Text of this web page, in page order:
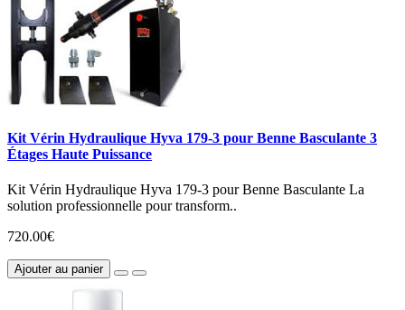
Kit Vérin Hydraulique Hyva 179-3 pour Benne Basculante 3
Étages Haute Puissance
Kit Vérin Hydraulique Hyva 179-3 pour Benne Basculante La
solution professionnelle pour transform..
720.00€
Ajouter au panier